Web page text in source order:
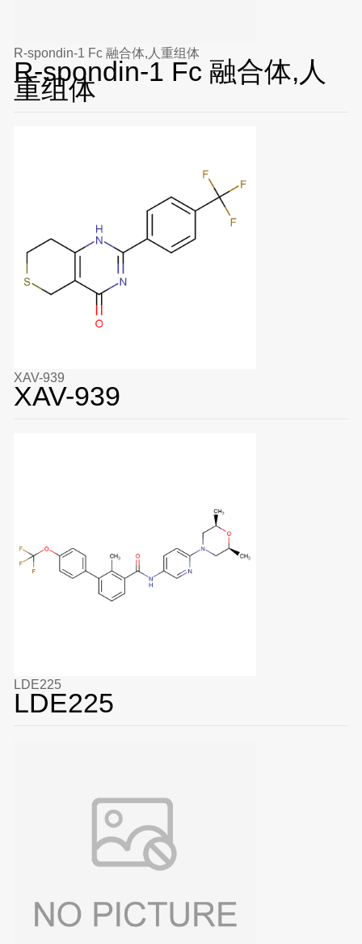
R-spondin-1 Fc 融合体,人重组体
R-spondin-1 Fc 融合体,人
重组体
XAV-939
XAV-939
LDE225
LDE225